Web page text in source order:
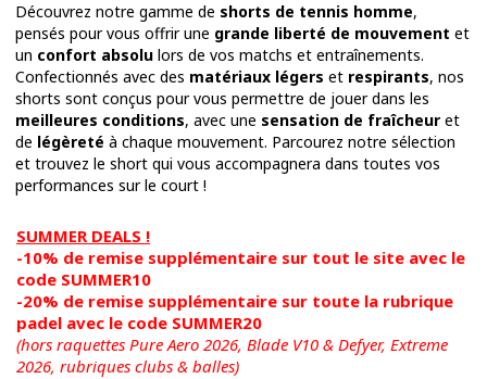
Découvrez notre gamme de shorts de tennis homme,
pensés pour vous offrir une grande liberté de mouvement et
un confort absolu lors de vos matchs et entraînements.
Confectionnés avec des matériaux légers et respirants, nos
shorts sont conçus pour vous permettre de jouer dans les
meilleures conditions, avec une sensation de fraîcheur et
de légèreté à chaque mouvement. Parcourez notre sélection
et trouvez le short qui vous accompagnera dans toutes vos
performances sur le court !
SUMMER DEALS !
-10% de remise supplémentaire sur tout le site avec le
code SUMMER10
-20% de remise supplémentaire sur toute la rubrique
padel avec le code SUMMER20
(hors raquettes Pure Aero 2026, Blade V10 & Defyer, Extreme
2026, rubriques clubs & balles)